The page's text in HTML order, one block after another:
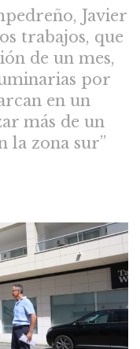
Javier
trabajos, que
de un mes,
por
en un
más de un
la zona sur”